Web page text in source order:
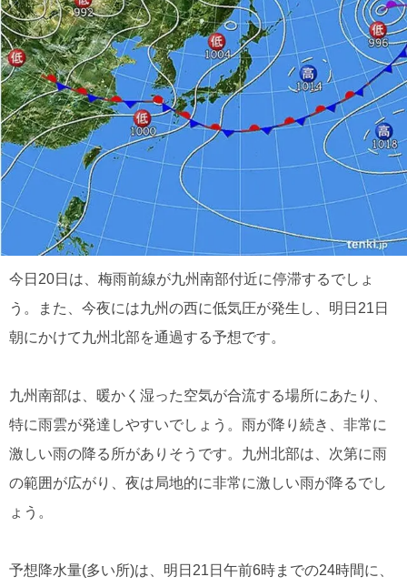
今日20日は、梅雨前線が九州南部付近に停滞するでしょ
う。また、今夜には九州の西に低気圧が発生し、明日21日
朝にかけて九州北部を通過する予想です。
九州南部は、暖かく湿った空気が合流する場所にあたり、
特に雨雲が発達しやすいでしょう。雨が降り続き、非常に
激しい雨の降る所がありそうです。九州北部は、次第に雨
の範囲が広がり、夜は局地的に非常に激しい雨が降るでし
ょう。
予想降水量(多い所)は、明日21日午前6時までの24時間に、